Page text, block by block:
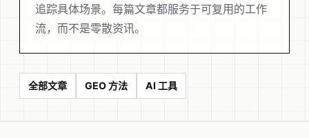
追踪具体场景。每篇文章都服务于可复用的工作
流，而不是零散资讯。
全部文章 GEO 方法 AI 工具